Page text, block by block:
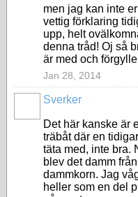
men jag kan inte
vettig förklaring
upp, helt
denna tråd! Oj så
är med och
Jan 28, 2014
Sverker
Det här kanske är
träbåt där en
täta med, inte bra.
blev det damm
dammkorn. Jag
heller som en del